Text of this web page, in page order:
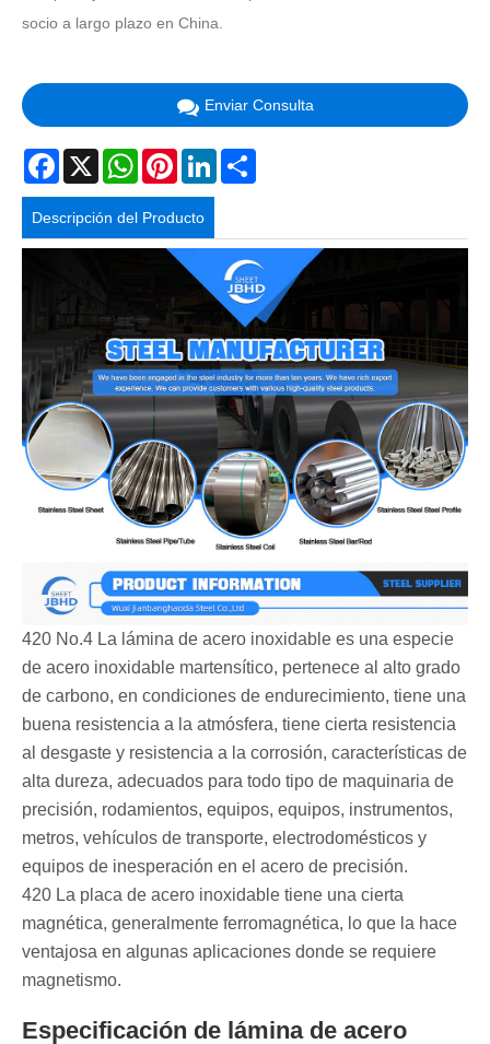
socio a largo plazo en China.
Enviar Consulta
Facebook
X WhatsAppPinterestLinkedIn
Descripción del Producto
420 No.4 La lámina de acero inoxidable es una especie
de acero inoxidable martensítico, pertenece al alto grado
de carbono, en condiciones de endurecimiento, tiene una
buena resistencia a la atmósfera, tiene cierta resistencia
al desgaste y resistencia a la corrosión, características de
alta dureza, adecuados para todo tipo de maquinaria de
precisión, rodamientos, equipos, equipos, instrumentos,
metros, vehículos de transporte, electrodomésticos y
equipos de inesperación en el acero de precisión.
420 La placa de acero inoxidable tiene una cierta
magnética, generalmente ferromagnética, lo que la hace
ventajosa en algunas aplicaciones donde se requiere
magnetismo.
Especificación de lámina de acero